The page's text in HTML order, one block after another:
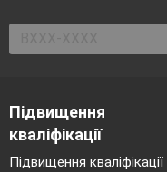
Підвищення
кваліфікації
Підвищення кваліфікації